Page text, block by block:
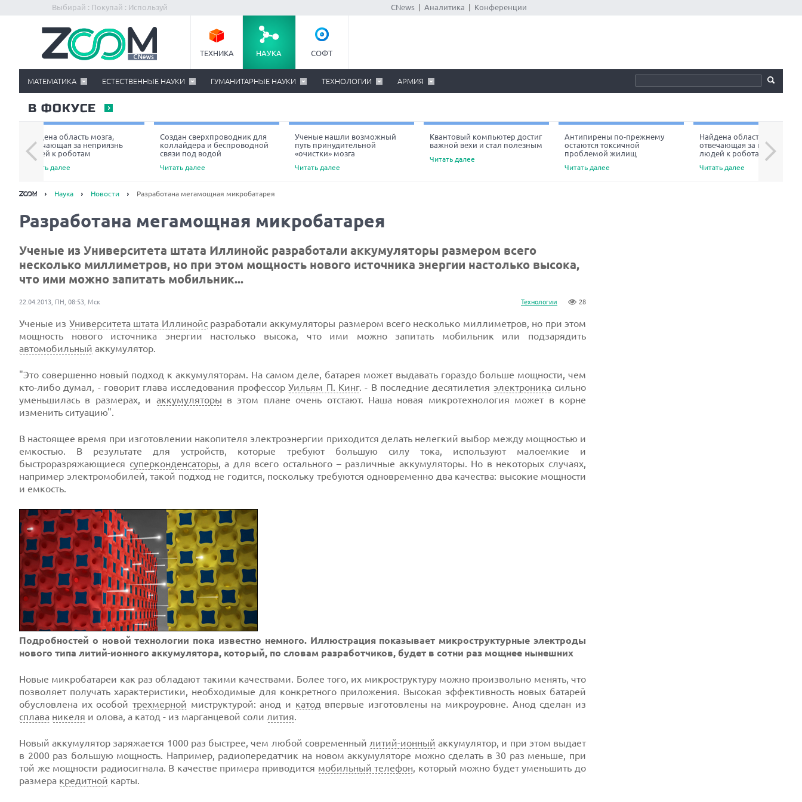
Выбирай : Покупай : Используй CNews Аналитика Конференции
ТЕХНИКА НАУКА СОФТ
МАТЕМАТИКА ЕСТЕСТВЕННЫЕ НАУКИ ГУМАНИТАРНЫЕ НАУКИ ТЕХНОЛОГИИ АРМИЯ
В ФОКУСЕ
Найдена область мозга,
отвечающая за неприязнь
людей к роботам
Читать далее
Создан сверхпроводник для
коллайдера и беспроводной
связи под водой
Читать далее
Ученые нашли возможный
путь принудительной
«очистки» мозга
Читать далее
Квантовый компьютер достиг
важной вехи и стал полезным
Читать далее
Антипирены по-прежнему
остаются токсичной
проблемой жилищ
Читать далее
Найдена область мозга,
отвечающая за неприязнь
людей к роботам
Читать далее
Next
Наука Новости Разработана мегамощная микробатарея
Разработана мегамощная микробатарея
Ученые из Университета штата Иллинойс разработали аккумуляторы размером всего
несколько миллиметров, но при этом мощность нового источника энергии настолько высока,
что ими можно запитать мобильник...
Технологии 28
22.04.2013, ПН, 08:53, Мск
Ученые из Университета штата Иллинойсразработали аккумуляторы размером всего несколько миллиметров, но при этом
мощность нового источника энергии настолько высока, что ими можно запитать мобильник или подзарядить
автомобильный аккумулятор.
"Это совершенно новый подход к аккумуляторам. На самом деле, батарея может выдавать гораздо больше мощности, чем
кто-либо думал, - говорит глава исследования профессорУильям П. Кинг. - В последние десятилетия электроникасильно
уменьшилась в размерах, и аккумуляторы в этом плане очень отстают. Наша новая микротехнология может в корне
изменить ситуацию".
В настоящее время при изготовлении накопителя электроэнергии приходится делать нелегкий выбор между мощностью и
емкостью. В результате для устройств, которые требуют большую силу тока, используют малоемкие и
быстроразряжающиеся суперконденсаторы, а для всего остального – различные аккумуляторы. Но в некоторых случаях,
например электромобилей, такой подход не годится, поскольку требуются одновременно два качества: высокие мощности
и емкость.
Подробностей о новой технологии пока известно немного. Иллюстрация показывает микроструктурные электроды
нового типа литий-ионного аккумулятора, который, по словам разработчиков, будет в сотни раз мощнее нынешних
Новые микробатареи как раз обладают такими качествами. Более того, их микроструктуру можно произвольно менять, что
позволяет получать характеристики, необходимые для конкретного приложения. Высокая эффективность новых батарей
обусловлена их особой трехмерной миструктурой: анод и катод впервые изготовлены на микроуровне. Анод сделан из
сплава никеля и олова, а катод - из марганцевой соли лития.
Новый аккумулятор заряжается 1000 раз быстрее, чем любой современный литий-ионный аккумулятор, и при этом выдает
в 2000 раз большую мощность. Например, радиопередатчик на новом аккумуляторе можно сделать в 30 раз меньше, при
той же мощности радиосигнала. В качестве примера приводится мобильный телефон, который можно будет уменьшить до
размера кредитной карты.